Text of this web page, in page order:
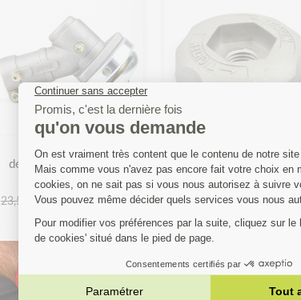
Ajouter au panier
Renvoi d'angle
débroussailleuse Ø 26
mm carré 5x5 mm
23,51 € -15% 19,98 €
Ecrou serrage pour tête
débroussailleuse 2 fils
nylon
8,71 € -15% 7,41 €